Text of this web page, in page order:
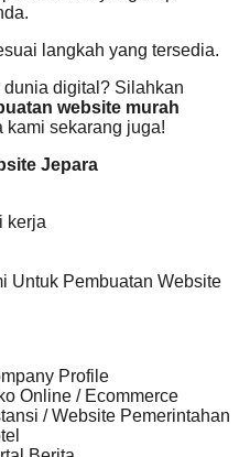
langkah yang tersedia.
dunia digital? Silahkan
website murah
kami sekarang juga!
Jepara
kerja
Untuk Pembuatan Website
Profile
Online / Ecommerce
/ Website Pemerintahan